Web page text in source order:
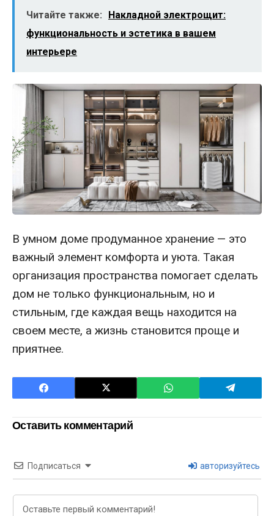
Читайте также:
Накладной электрощит:
функциональность и эстетика в вашем
интерьере
В умном доме продуманное хранение — это
важный элемент комфорта и уюта. Такая
организация пространства помогает сделать
дом не только функциональным, но и
стильным, где каждая вещь находится на
своем месте, а жизнь становится проще и
приятнее.
Оставить комментарий
Подписаться авторизуйтесь